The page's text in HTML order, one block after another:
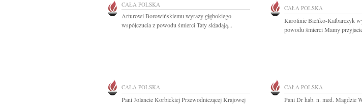
CAŁA POLSKA
Arturowi Borowińskiemu wyrazy głębokiego
współczucia z powodu śmierci Taty składają...
CAŁA POLSKA
Karolinie Bieńko-Kalbarczyk
powodu śmierci Mamy
CAŁA POLSKA
Pani Jolancie Korbickiej Przewodniczącej Krajowej
CAŁA POLSKA
Pani Dr hab. n. med. Magdzie